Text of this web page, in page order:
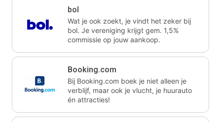
bol
Wat je ook zoekt, je vindt het zeker bij
bol. Je vereniging krijgt gem. 1,5%
commissie op jouw aankoop.
Booking.com
Bij Booking.com boek je niet alleen je
verblijf, maar ook je vlucht, je huurauto
én attracties!